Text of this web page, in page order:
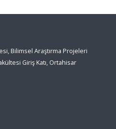
Bilimsel Araştırma Projeleri
Giriş Katı, Ortahisar